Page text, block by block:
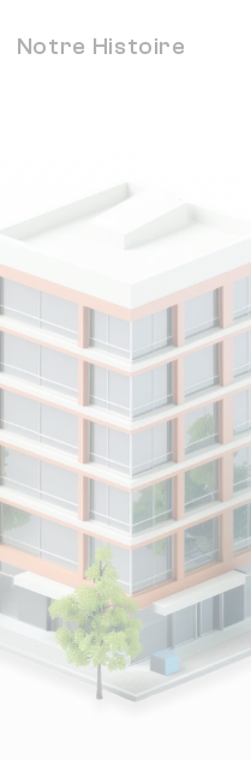
Notre Histoire